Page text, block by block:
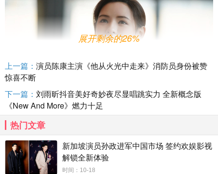
展开剩余的26%
上一篇： 演员陈康主演《他从火光中走来》消防员身份被赞
惊喜不断
下一篇： 刘雨昕抖音美好奇妙夜尽显唱跳实力 全新概念版
《New And More》燃力十足
热门文章
新加坡演员孙政进军中国市场 签约欢娱影视
解锁全新体验
时间：10-18